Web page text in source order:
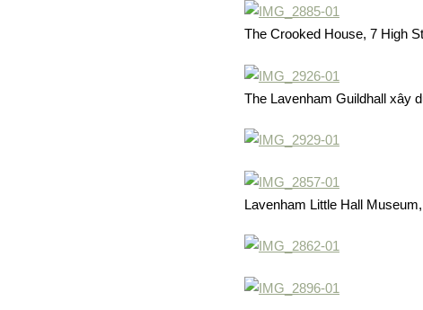
The Crooked House, 7 High
The Lavenham Guildhall xây
Lavenham Little Hall